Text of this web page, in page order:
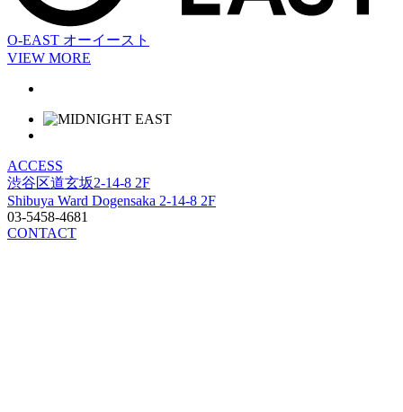
O-EAST オーイースト
VIEW MORE
ACCESS
渋谷区道玄坂2-14-8 2F
Shibuya Ward Dogensaka 2-14-8 2F
03-5458-4681
CONTACT